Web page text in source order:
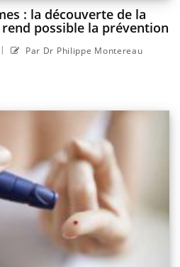
: la découverte de la
possible la prévention
| Par Dr Philippe Montereau